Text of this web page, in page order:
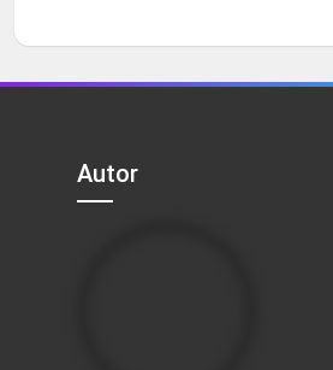
5
original
era:
atual
é:
Autor